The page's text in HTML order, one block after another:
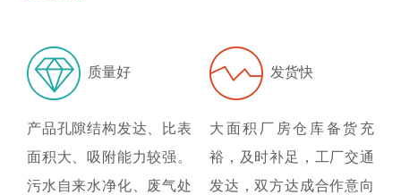
质量好
产品孔隙结构发达、比表
面积大、吸附能力较强。
污水自来水净化、废气处
发货快
大面积厂房仓库备货充
裕，及时补足，工厂交通
发达，双方达成合作意向